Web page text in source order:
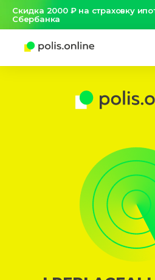
Скидка 2000 ₽ на страховку
Сбербанка